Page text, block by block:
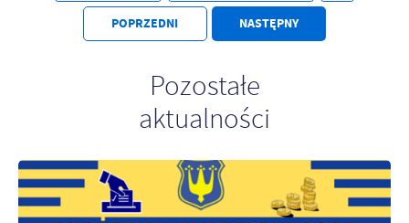
POPRZEDNI NASTĘPNY
Pozostałe
aktualności
Firmy te działają w charakterze pośredników prezentujących nasze
treści w postaci wiadomości, ofert, komunikatów mediów
społecznościowych.